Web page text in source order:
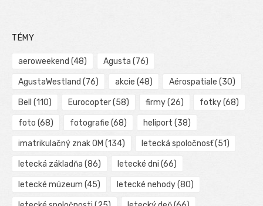
TÉMY
aeroweekend (48) Agusta (76)
AgustaWestland (76) akcie (48) Aérospatiale (30)
Bell (110) Eurocopter(58) firmy(26) fotky(68)
foto (68) fotografie (68) heliport (38)
imatrikulačný znak OM (134) letecká spoločnosť(51)
letecká základňa (86) letecké dni (66)
letecké múzeum (45) letecké nehody(80)